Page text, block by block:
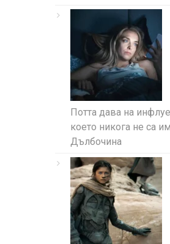
Потта дава на
което никога не са
Дълбочина